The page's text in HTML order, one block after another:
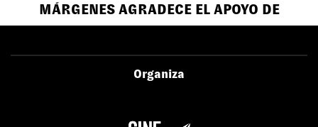
MÁRGENES AGRADECE EL APOYO DE
Organiza